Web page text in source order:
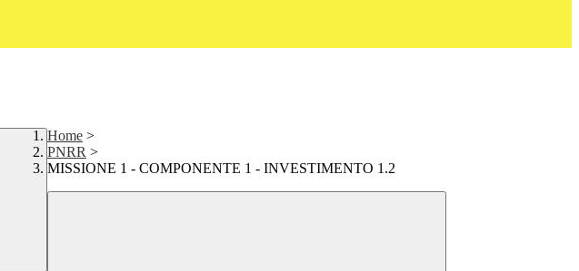
Home >
PNRR >
MISSIONE 1 - COMPONENTE 1 - INVESTIMENTO 1.2